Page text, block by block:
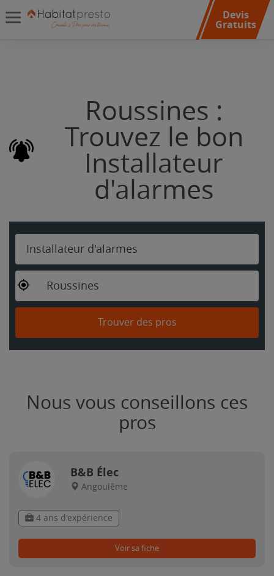
Devis
Gratuits
Roussines :
Trouvez le bon
Installateur
d'alarmes
Installateur d'alarmes
Roussines
Trouver des pros
Nous vous conseillons ces
pros
B&B Élec
Angoulême
4 ans d'expérience
Voir sa fiche